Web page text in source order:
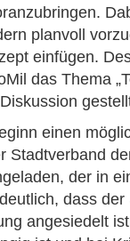
planvoll
einfügen.
das Thema
einen
Stadtverband
der in
dass
angesiedelt